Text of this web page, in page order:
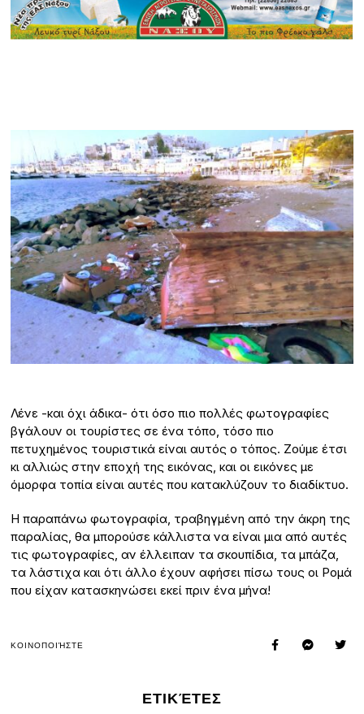
Λένε -και όχι άδικα- ότι όσο πιο πολλές φωτογραφίες
βγάλουν οι τουρίστες σε ένα τόπο, τόσο πιο
πετυχημένος τουριστικά είναι αυτός ο τόπος. Ζούμε έτσι
κι αλλιώς στην εποχή της εικόνας, και οι εικόνες με
όμορφα τοπία είναι αυτές που κατακλύζουν το διαδίκτυο.
Η παραπάνω φωτογραφία, τραβηγμένη από την άκρη της
παραλίας, θα μπορούσε κάλλιστα να είναι μια από αυτές
τις φωτογραφίες, αν έλλειπαν τα σκουπίδια, τα μπάζα,
τα λάστιχα και ότι άλλο έχουν αφήσει πίσω τους οι Ρομά
που είχαν κατασκηνώσει εκεί πριν ένα μήνα!
ΚΟΙΝΟΠΟΙΉΣΤΕ
ΕΤΙΚΈΤΕΣ